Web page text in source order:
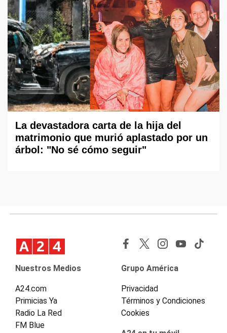
La devastadora carta de la hija del
matrimonio que murió aplastado por un
árbol: "No sé cómo seguir"
Nuestros Medios
A24.com
Primicias Ya
Radio La Red
FM Blue
Grupo América
Privacidad
Términos y Condiciones
Cookies